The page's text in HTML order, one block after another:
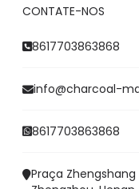
CONTATE-NOS
8617703863868
info@charcoal-
8617703863868
Praça Zhengshang